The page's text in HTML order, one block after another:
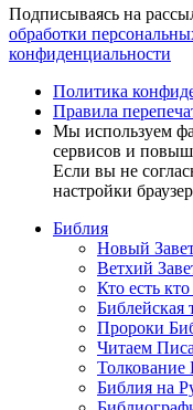
Подписываясь на
обработки
конфиденциальности
Политика
Правила
Мы используем
сервисов и
Если вы не
настройки
Библия
Новый
Ветхий
Кто есть
Библейская
Пророки
Читаем
Толкование
Библия на